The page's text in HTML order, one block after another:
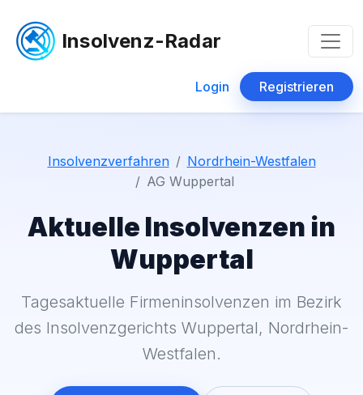
Insolvenz-Radar
Login Registrieren
Insolvenzverfahren
Nordrhein-Westfalen
AG Wuppertal
Aktuelle Insolvenzen in
Wuppertal
Tagesaktuelle Firmeninsolvenzen im Bezirk
des Insolvenzgerichts Wuppertal, Nordrhein-
Westfalen.